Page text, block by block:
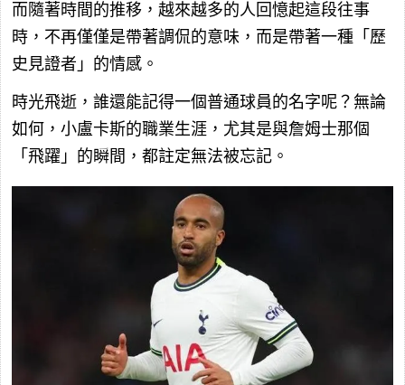
而隨著時間的推移，越來越多的人回憶起這段往事
時，不再僅僅是帶著調侃的意味，而是帶著一種「歷
史見證者」的情感。
時光飛逝，誰還能記得一個普通球員的名字呢？無論
如何，小盧卡斯的職業生涯，尤其是與詹姆士那個
「飛躍」的瞬間，都註定無法被忘記。